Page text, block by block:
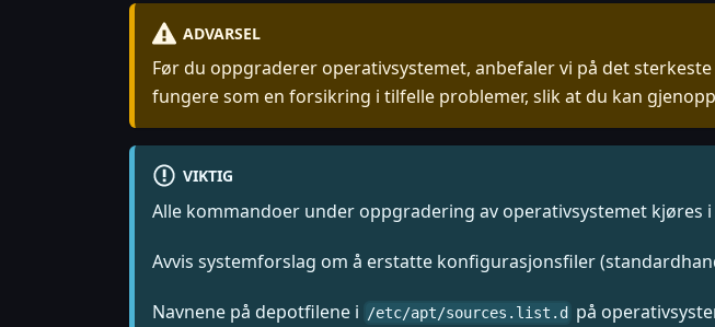
ADVARSEL
Før du oppgraderer operativsystemet, anbefaler vi på det
fungere som en forsikring i tilfelle problemer, slik at du kan
VIKTIG
Alle kommandoer under oppgradering av operativsystemet kjøres
Avvis systemforslag om å erstatte konfigurasjonsfiler
Navnene på depotfilene i /etc/apt/sources.list.d på